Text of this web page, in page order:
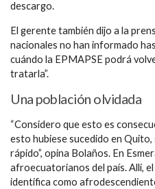
descargo.
El gerente también dijo a la
nacionales no han informado
cuándo la EPMAPSE podrá
tratarla”.
Una población olvidada
“Considero que esto es
esto hubiese sucedido en
rápido”, opina Bolaños. En
afroecuatorianos del país. Allí,
identifica como